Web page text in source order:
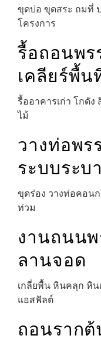
ขุดบ่อ ขุดสระ ถมที่
โครงการ
รื้อถอนพ
เคลียร์พื้
รื้ออาคารเก่า โกดัง
ไม้
วางท่อพ
ระบบระบ
ขุดร่อง วางท่อคอน
ท่วม
งานถนน
ลานจอด
เกลี่ยพื้น หินคลุก หิน
แอสฟัลต์
ถอนรากต้